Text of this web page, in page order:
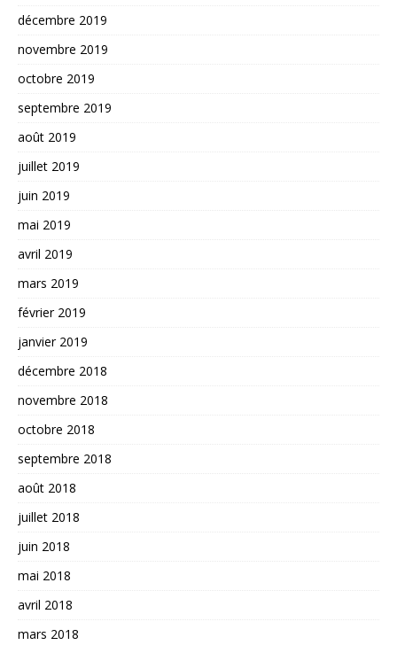
décembre 2019
novembre 2019
octobre 2019
septembre 2019
août 2019
juillet 2019
juin 2019
mai 2019
avril 2019
mars 2019
février 2019
janvier 2019
décembre 2018
novembre 2018
octobre 2018
septembre 2018
août 2018
juillet 2018
juin 2018
mai 2018
avril 2018
mars 2018